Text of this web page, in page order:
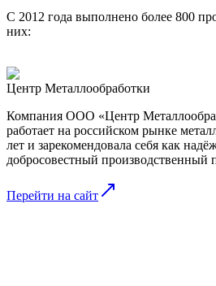
С 2012 года выполнено более 800
них:
Центр Металлообработки
Компания ООО «Центр
работает на российском рынке
лет и зарекомендовала себя как
добросовестный производственный
Перейти на сайт